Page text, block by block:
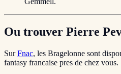
Ou trouver Pierre
SurFnac, les Bragelonne sont
fantasy francaise pres de chez vous.